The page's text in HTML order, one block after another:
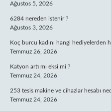
Ağustos 5, 2026
6284 nereden istenir ?
Ağustos 3, 2026
Koç burcu kadını hangi hediyelerden
Temmuz 26, 2026
Katyon artı mı eksi mi ?
Temmuz 24, 2026
253 tesis makine ve cihazlar hesabı
Temmuz 24, 2026